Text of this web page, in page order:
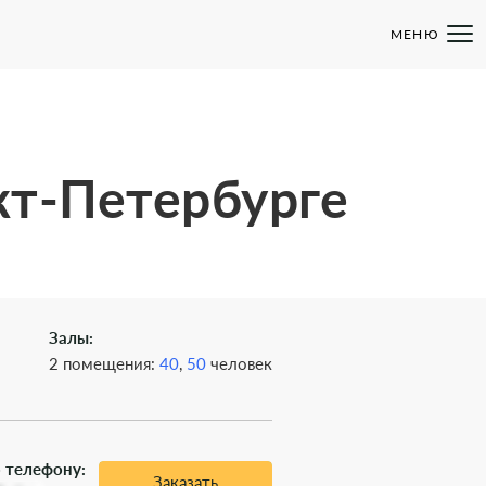
МЕНЮ
Петербурге
Залы:
2 помещения: 40, 50 человек
телефону:
Заказать